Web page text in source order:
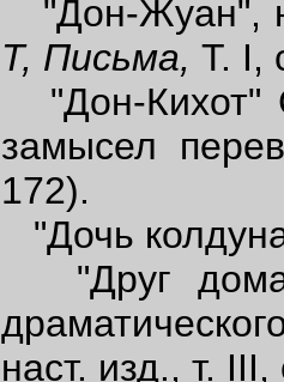
"Дон-Жуан",
Т, Письма, Т. I,
"Дон-Кихот"
замысел
172).
"Дочь
"Друг
наст. изд., т.